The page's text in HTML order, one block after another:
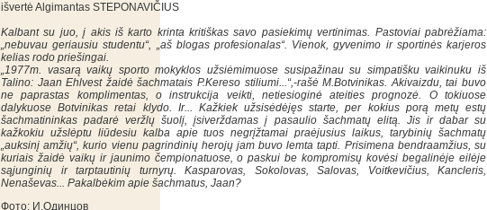
išvertė Algimantas STEPONAVIČIUS
Kalbant su juo, į akis iš karto krinta kritiškas savo pasiekimų vertinimas. Pastoviai pabrėžiama:
„nebuvau geriausiu studentu“, „aš blogas profesionalas“. Vienok, gyvenimo ir sportinės karjeros
kelias rodo priešingai.
„1977m. vasarą vaikų sporto mokyklos užsiėmimuose susipažinau su simpatišku vaikinuku iš
Talino: Jaan Ehlvest žaidė šachmatais P.Kereso stiliumi...“,-rašė M.Botvinikas. Akivaizdu, tai buvo
ne paprastas komplimentas, o instrukcija veikti, netiesioginė ateities prognozė. O tokiuose
dalykuose Botvinikas retai klydo. Ir... Kažkiek užsisėdėjęs starte, per kokius porą metų estų
šachmatininkas padarė veržlų šuolį, įsiverždamas į pasaulio šachmatų elitą. Jis ir dabar su
kažkokiu užslėptu liūdesiu kalba apie tuos negrįžtamai praėjusius laikus, tarybinių šachmatų
„auksinį amžių“, kurio vienu pagrindinių herojų jam buvo lemta tapti. Prisimena bendraamžius, su
kuriais žaidė vaikų ir jaunimo čempionatuose, o paskui be kompromisų kovėsi begalinėje eilėje
sąjunginių ir tarptautinių turnyrų. Kasparovas, Sokolovas, Salovas, Voitkevičius, Kancleris,
Nenaševas... Pakalbėkim apie šachmatus, Jaan?
Фото: И.Одинцов